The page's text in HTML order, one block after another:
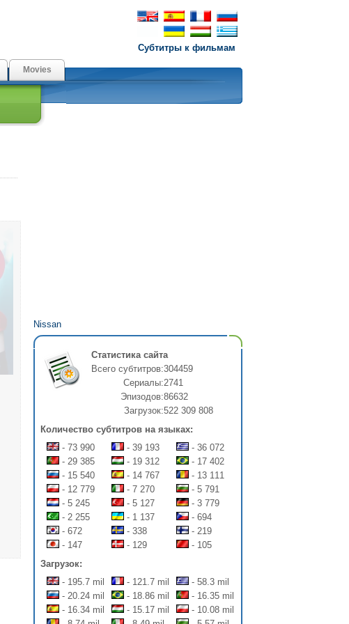
Субтитры к фильмам
Movies
Nissan
Статистика сайта
Всего субтитров:304459
Сериалы:2741
Эпизодов:86632
Загрузок:522 309 808
Количество субтитров на языках:
- 73 990
- 39 193
- 36 072
- 29 385
- 19 312
- 17 402
- 15 540
- 14 767
- 13 111
- 12 779
- 7 270
- 5 791
- 5 245
- 5 127
- 3 779
- 2 255
- 1 137
- 694
- 672
- 338
- 219
- 147
- 129
- 105
Загрузок:
- 195.7 mil
- 121.7 mil
- 58.3 mil
- 20.24 mil
- 18.86 mil
- 16.35 mil
- 16.34 mil
- 15.17 mil
- 10.08 mil